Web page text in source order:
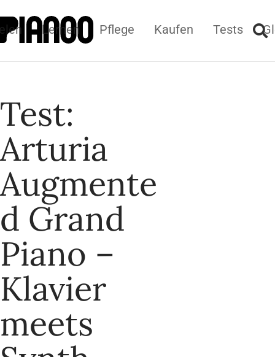
Lernen Pflege Kaufen Tests
Test:
Arturia
Augmente
d Grand
Piano –
Klavier
meets